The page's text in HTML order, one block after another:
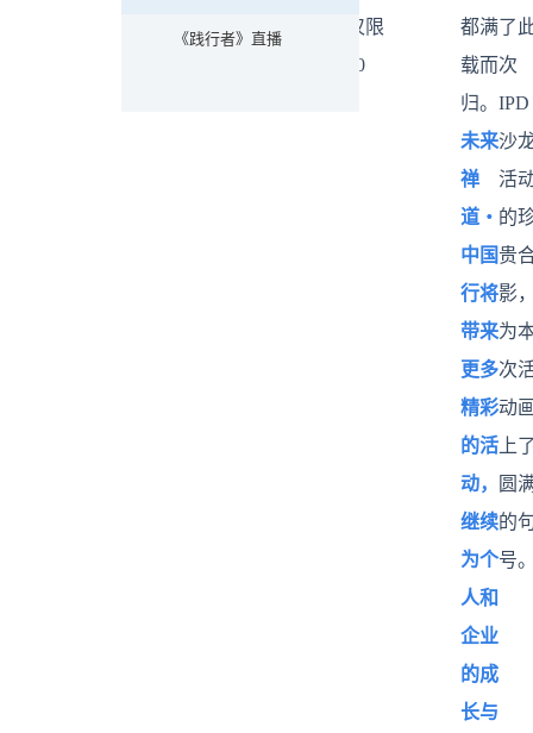
《践行者》直播
了
次
IPD
沙
活
的
贵
影，
为
次
动
上了
圆
的
号。
都满
载而
归。
未来
禅
道・
中国
行将
带来
更多
精彩
的活
动，
继续
为个
人和
企业
的成
长与
（仅限
前20
包~